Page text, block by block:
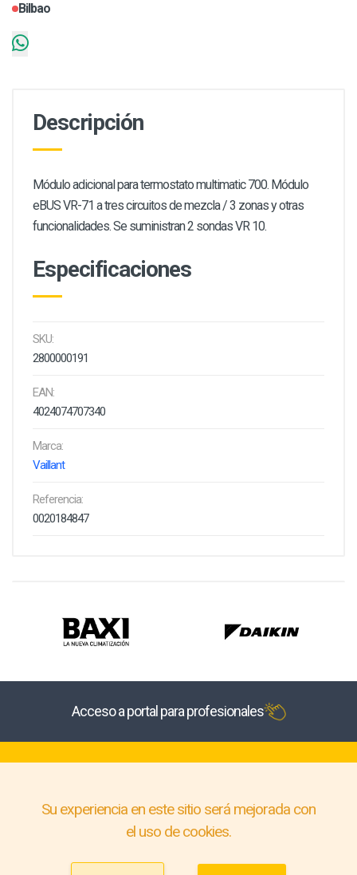
Bilbao
Descripción
Módulo adicional para termostato multimatic 700. Módulo
eBUS VR-71 a tres circuitos de mezcla / 3 zonas y otras
funcionalidades. Se suministran 2 sondas VR 10.
Especificaciones
SKU:
2800000191
EAN:
4024074707340
Marca:
Vaillant
Referencia:
0020184847
Acceso a portal para profesionales
Su experiencia en este sitio será mejorada con
el uso de cookies.